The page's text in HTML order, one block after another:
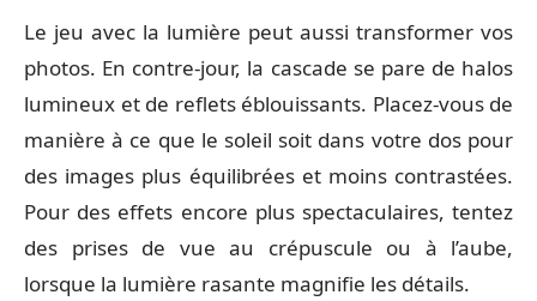
Le jeu avec la lumière peut aussi transformer vos
photos. En contre-jour, la cascade se pare de halos
lumineux et de reflets éblouissants. Placez-vous de
manière à ce que le soleil soit dans votre dos pour
des images plus équilibrées et moins contrastées.
Pour des effets encore plus spectaculaires, tentez
des prises de vue au crépuscule ou à l’aube,
lorsque la lumière rasante magnifie les détails.